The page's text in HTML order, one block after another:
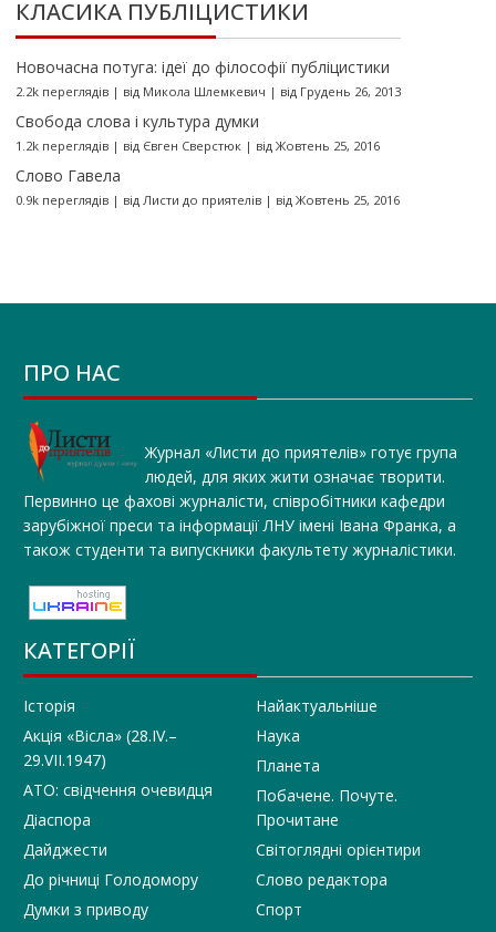
КЛАСИКА ПУБЛІЦИСТИКИ
Новочасна потуга: ідеї до філософії публіцистики
2.2k переглядів| від Микола Шлемкевич | від Грудень 26, 2013
Свобода слова і культура думки
1.2k переглядів| від Євген Сверстюк| від Жовтень 25, 2016
Слово Гавела
0.9k переглядів| від Листи до приятелів| від Жовтень 25, 2016
ПРО НАС
Журнал «Листи до приятелів» готує група
людей, для яких жити означає творити.
Первинно це фахові журналісти, співробітники кафедри
зарубіжної преси та інформації ЛНУ імені Івана Франка, а
також студенти та випускники факультету журналістики.
КАТЕГОРІЇ
Історія
Акція «Вісла» (28.IV.–
29.VII.1947)
АТО: свідчення очевидця
Діаспора
Дайджести
До річниці Голодомору
Думки з приводу
Найактуальніше
Наука
Планета
Побачене. Почуте.
Прочитане
Світоглядні орієнтири
Слово редактора
Спорт